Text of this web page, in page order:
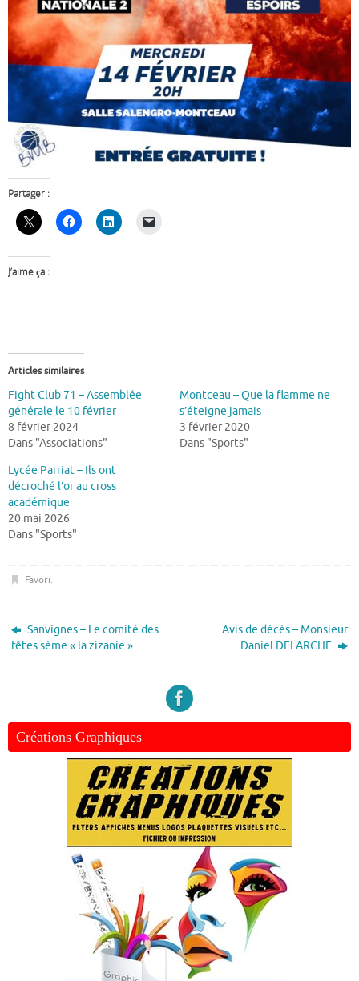
Partager :
J’aime ça :
Articles similaires
Fight Club 71 – Assemblée
générale le 10 février
8 février 2024
Dans "Associations"
Montceau – Que la flamme ne
s’éteigne jamais
3 février 2020
Dans "Sports"
Lycée Parriat – Ils ont
décroché l’or au cross
académique
20 mai 2026
Dans "Sports"
Favori.
Sanvignes – Le comité des
fêtes sème « la zizanie »
Avis de décès – Monsieur
Daniel DELARCHE
Créations Graphiques